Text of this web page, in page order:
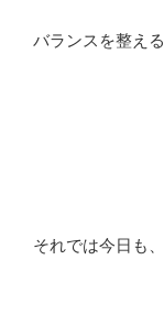
バランスを整え
それでは今日も